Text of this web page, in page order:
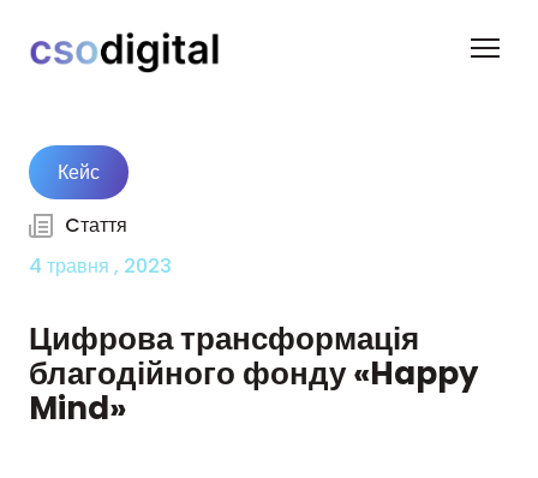
Кейс
Cтаття
4 травня , 2023
Цифрова трансформація
благодійного фонду «Happy
Mind»